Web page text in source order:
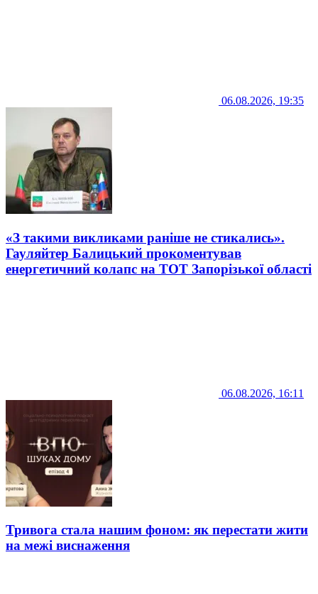
06.08.2026, 19:35
«З такими викликами раніше не стикались».
Гауляйтер Балицький прокоментував
енергетичний колапс на ТОТ Запорізької області
06.08.2026, 16:11
Тривога стала нашим фоном: як перестати жити
на межі виснаження